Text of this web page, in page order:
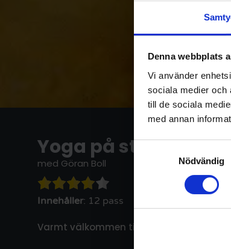
Denna webbplats
Vi använder
sociala medier och
till de sociala
med annan
Nödvändig
Yoga på stol
med Göran Boll
Innehåller: 12 pass
Varmt välkommen till denna kurs!